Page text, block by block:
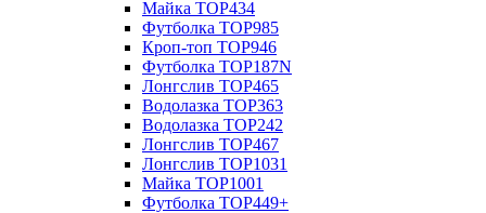
Майка TOP434
Футболка TOP985
Кроп-топ TOP946
Футболка TOP187N
Лонгслив TOP465
Водолазка TOP363
Водолазка TOP242
Лонгслив TOP467
Лонгслив TOP1031
Майка TOP1001
Футболка TOP449+